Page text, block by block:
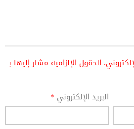
الحقول الإلزامية مشار إليها بـ
البريد الإلكتروني *